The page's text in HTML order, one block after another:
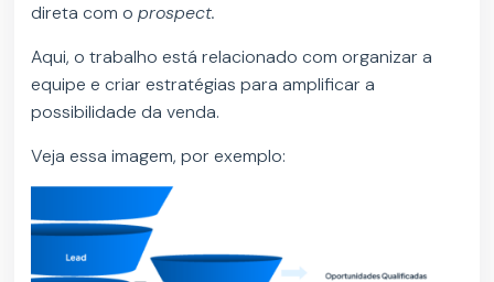
direta com oprospect.
Aqui, o trabalho está relacionado com organizar a
equipe e criar estratégias para amplificar a
possibilidade da venda.
Veja essa imagem, por exemplo: